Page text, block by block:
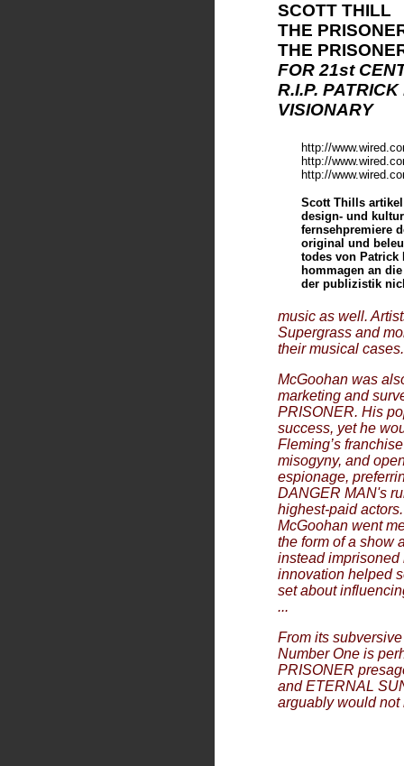
SCOTT THILL
THE
THE
FOR 21st
R.I.P.
VISIONARY
http://
http://
http://
Scott Thills
design- und
fernsehpremiere
original und
todes von Patrick
hommagen an
der publizistik
music as well.
Supergrass and
their musical
McGoohan was
marketing and
PRISONER. His
success, yet he
Fleming’s
misogyny, and
espionage,
DANGER MAN's
highest-paid
McGoohan went
the form of a show
instead imprisoned
innovation helped
set about
...
From its
Number One is
PRISONER
and ETERNAL
arguably would